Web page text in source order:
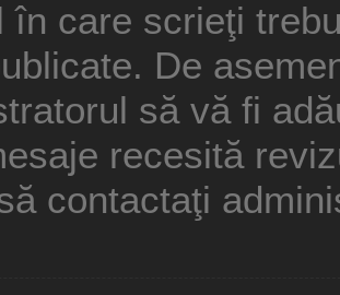
în care scrieţi
De
să vă fi
recesită
contactaţi